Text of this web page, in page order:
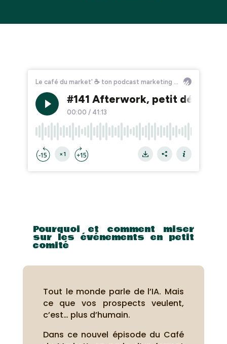
Pourquoi et comment miser
sur les événements en petit
comité
Tout le monde parle de l’IA. Mais
ce que vos prospects veulent,
c’est… plus d’humain.
Dans ce nouvel épisode du Café